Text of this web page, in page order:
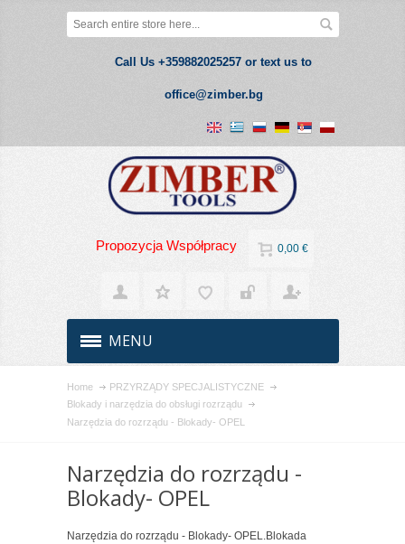
Call Us +359882025257 or text us to
office@zimber.bg
Propozycja Współpracy 0,00 €
MENU
Home
PRZYRZĄDY SPECJALISTYCZNE
Blokady i narzędzia do obsługi rozrządu
Narzędzia do rozrządu - Blokady- OPEL
Narzędzia do rozrządu -
Blokady- OPEL
Narzędzia do rozrządu - Blokady- OPEL.Blokada